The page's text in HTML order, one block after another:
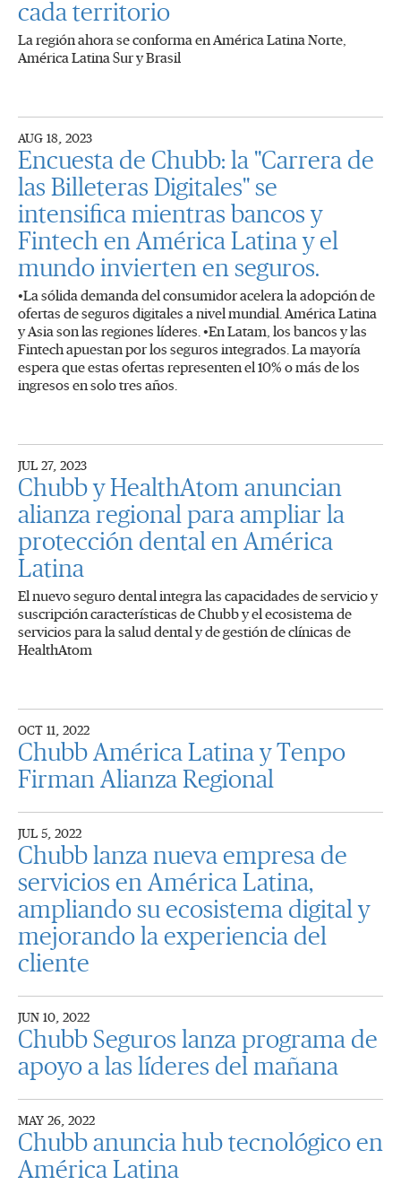
cada territorio
La región ahora se conforma en América Latina Norte,
América Latina Sur y Brasil
AUG 18, 2023
Encuesta de Chubb: la "Carrera de
las Billeteras Digitales" se
intensifica mientras bancos y
Fintech en América Latina y el
mundo invierten en seguros.
•La sólida demanda del consumidor acelera la adopción de
ofertas de seguros digitales a nivel mundial. América Latina
y Asia son las regiones líderes. •En Latam, los bancos y las
Fintech apuestan por los seguros integrados. La mayoría
espera que estas ofertas representen el 10% o más de los
ingresos en solo tres años.
JUL 27, 2023
Chubb y HealthAtom anuncian
alianza regional para ampliar la
protección dental en América
Latina
El nuevo seguro dental integra las capacidades de servicio y
suscripción características de Chubb y el ecosistema de
servicios para la salud dental y de gestión de clínicas de
HealthAtom
OCT 11, 2022
Chubb América Latina y Tenpo
Firman Alianza Regional
JUL 5, 2022
Chubb lanza nueva empresa de
servicios en América Latina,
ampliando su ecosistema digital y
mejorando la experiencia del
cliente
JUN 10, 2022
Chubb Seguros lanza programa de
apoyo a las líderes del mañana
MAY 26, 2022
Chubb anuncia hub tecnológico en
América Latina